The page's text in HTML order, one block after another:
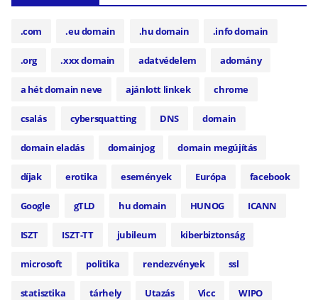
.com .eu domain .hu domain .info domain
.org .xxx domain adatvédelem adomány
a hét domain neve ajánlott linkek chrome
csalás cybersquatting DNS domain
domain eladás domainjog domain megújítás
díjak erotika események Európa facebook
Google gTLD hu domain HUNOG ICANN
ISZT ISZT-TT jubileum kiberbiztonság
microsoft politika rendezvények ssl
statisztika tárhely Utazás Vicc WIPO